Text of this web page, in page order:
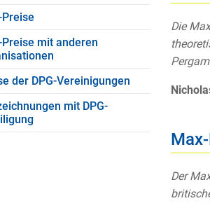
Preise
Preise mit anderen
der DPG-Vereinigungen
mit DPG-
Die
Der